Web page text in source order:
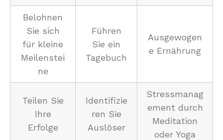
Belohnen
Sie sich
für kleine
Meilenstei
ne
Führen
Sie ein
Tagebuch
Ausgewogen
e Ernährung
Teilen Sie
Ihre
Erfolge
Identifizie
ren Sie
Auslöser
Stressmanag
ement durch
Meditation
oder Yoga